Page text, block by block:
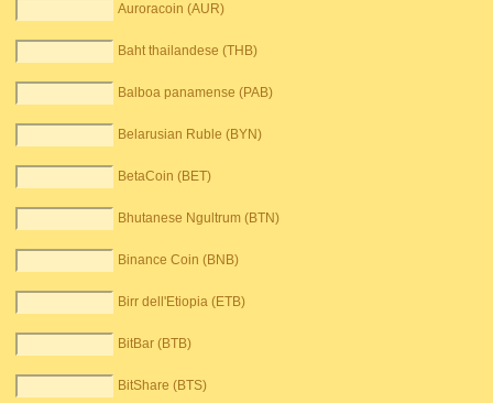
Auroracoin (AUR)
Baht thailandese (THB)
Balboa panamense (PAB)
Belarusian Ruble (BYN)
BetaCoin (BET)
Bhutanese Ngultrum (BTN)
Binance Coin (BNB)
Birr dell'Etiopia (ETB)
BitBar (BTB)
BitShare (BTS)